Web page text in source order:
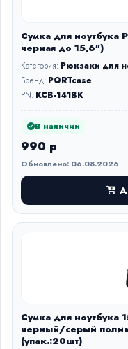
Сумка для ноутбука
черная до 15,6")
Категория: Рюкзаки для
Бренд: PORTcase
PN: KCB-141BK
В наличии
990 р
Обновлено: 06.08.2026
Сумка для ноутбука
черный/серый
(упак.:20шт)